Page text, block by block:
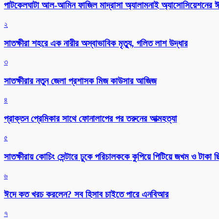
পাটকেলঘাটা আল-আমিন ফাজিল মাদ্রাসা অ্যালামনাই অ্যাসোসিয়েশনের
২
সাতক্ষীরা শহরে এক নারীর অস্বাভাবিক মৃত্যু, গলিত লাশ উদ্ধার
৩
সাতক্ষীরার নতুন জেলা প্রশাসক মিজ কাউসার আজিজ
৪
প্রাক্তন প্রেমিকার সাথে ফোনালাপের পর তরুনের আত্মহত্যা
৫
সাতক্ষীরায় কোচিং সেন্টারে ঢুকে পরিচালককে কুপিয়ে পিটিয়ে জখম ও টাকা
৬
ঈদে কত খরচ করলেন? সব হিসাব চাইতে পারে এনবিআর
৭